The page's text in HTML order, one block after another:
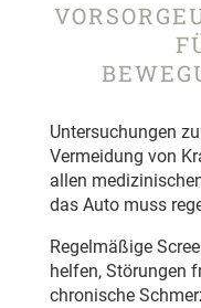
Untersuchungen
Vermeidung von
allen
das Auto muss
Regelmäßige
helfen, Störungen
chronische